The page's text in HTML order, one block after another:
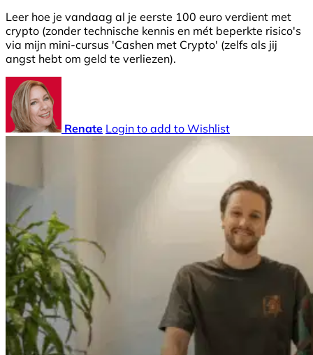
Leer hoe je vandaag al je eerste 100 euro verdient met
crypto (zonder technische kennis en mét beperkte risico's
via mijn mini-cursus 'Cashen met Crypto' (zelfs als jij
angst hebt om geld te verliezen).
Renate Login to add to Wishlist